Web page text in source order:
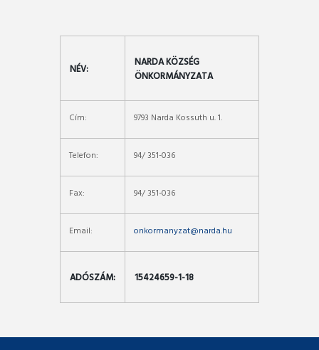
NÉV:
NARDA KÖZSÉG
ÖNKORMÁNYZATA
Cím: 9793 Narda Kossuth u. 1.
Telefon: 94/ 351-036
Fax: 94/ 351-036
Email: onkormanyzat@narda.hu
ADÓSZÁM: 15424659-1-18